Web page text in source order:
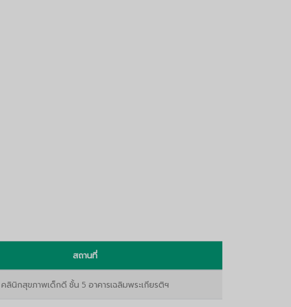
สถานที่
คลินิกสุขภาพเด็กดี ชั้น 5 อาคารเฉลิมพระเกียรติฯ